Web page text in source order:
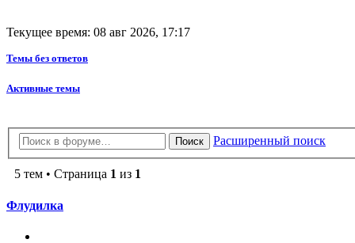
Текущее время: 08 авг 2026, 17:17
Темы без ответов
Активные темы
Поиск Расширенный поиск
5 тем • Страница 1 из 1
Флудилка